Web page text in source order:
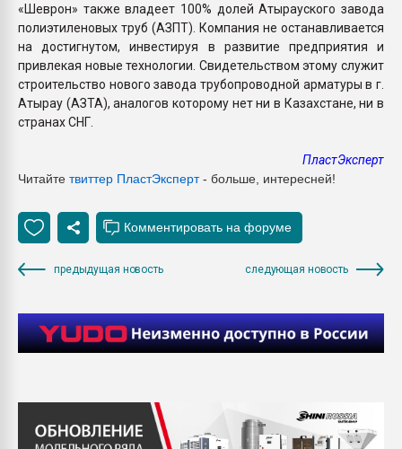
«Шеврон» также владеет 100% долей Атырауского завода
полиэтиленовых труб (АЗПТ). Компания не останавливается
на достигнутом, инвестируя в развитие предприятия и
привлекая новые технологии. Свидетельством этому служит
строительство нового завода трубопроводной арматуры в г.
Атырау (АЗТА), аналогов которому нет ни в Казахстане, ни в
странах СНГ.
ПластЭксперт
Читайте твиттер ПластЭксперт- больше, интересней!
предыдущая новость следующая новость